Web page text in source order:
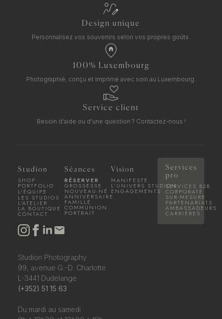
Design unique
Personnalisez vos souvenirs selon vos propres goûts.
100% Luxembourg
Photographié, conçu et imprimé avec soin au Luxembourg.
Service client
Besoin d'aide ou d'une question ? Contactez-nous !
Studion Photography
99, avenue G.-D. Charlotte
L-3441 Dudelange
(+352) 51 15 63
Du mardi au samedi
Studion
SHOP
PORTFOLIO
L'ÉQUIPE
LES STUDIOS
L'ATELIER
LA BOUTIQUE
CONTACT
Séances
RÉSERVER
GROSSESSE
NOUVEAU-NÉ
ANNIVERSAIRE
FAMILLE
COMMUNION
PORTRAIT
Vision
MANIFESTE
L'UNIVERS STUDION
ENGAGEMENTS
Services
pro
SERVICES B2B
CORPORATE
SUR-MESURE
PARTENARIATS
AMBASSADEURS
CARRIÈRES